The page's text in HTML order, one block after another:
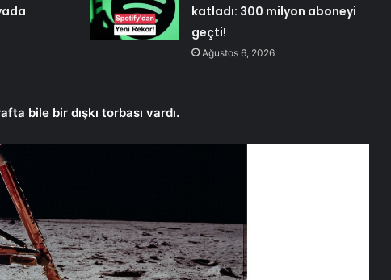
katladı: 300 milyon aboneyi
geçti!
Ağustos 6, 2026
bile bir dışkı torbası vardı.